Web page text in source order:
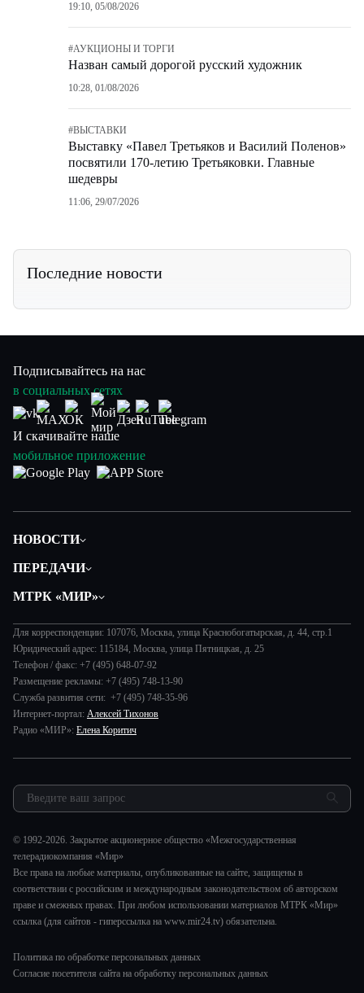
19:10, 05/08/2026
#АУКЦИОНЫ И ТОРГИ
Назван самый дорогой русский художник
10:28, 01/08/2026
#ВЫСТАВКИ
Выставку «Павел Третьяков и Василий Поленов»
посвятили 170-летию Третьяковки. Главные
шедевры
11:06, 29/07/2026
Последние новости
Подписывайтесь на нас
в социальных сетях
И скачивайте наше
мобильное приложение
НОВОСТИ
Экономика
Происшествия
В содружестве
В мире
Наука и технологии
Здоровье и медицина
Культура
Шоу-бизнес
Сад и огород
ПЕРЕДАЧИ
Дела судебные
Диктор делает
Игра в кино
Игра в кино. Мультфильмы
Исторический детектив
МИР. Мнение
Мировое соглашение
Обману.НЕТ
Предварительный диагноз
Пять причин поехать в...
МТРК «МИР»
История
Руководство
Новости компании
Пресса о нас
Карьера
Результаты СОУТ
Для корреспонденции: 107076, Москва, улица Краснобогатырская, д. 44, стр.1
Юридический адрес: 115184, Москва, улица Пятницкая, д. 25
Телефон / факс: +7 (495) 648-07-92
Размещение рекламы: +7 (495) 748-13-90
Служба развития сети: +7 (495) 748-35-96
Интернет-портал: Алексей Тихонов
Радио «МИР»: Елена Коритич
© 1992-2026. Закрытое акционерное общество «Межгосударственная
телерадиокомпания «Мир»
Все права на любые материалы, опубликованные на сайте, защищены в
соответствии с российским и международным законодательством об авторском
праве и смежных правах. При любом использовании материалов МТРК «Мир»
ссылка (для сайтов - гиперссылка на www.mir24.tv) обязательна.
Политика по обработке персональных данных
Согласие посетителя сайта на обработку персональных данных